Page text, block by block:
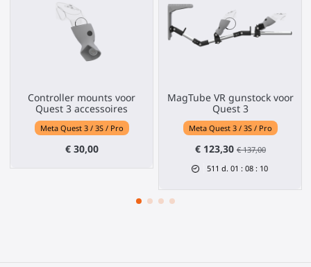
Controller mounts voor
Quest 3 accessoires
Meta Quest 3 / 3S / Pro
€ 30,00
MagTube VR gunstock voor
Quest 3
Meta Quest 3 / 3S / Pro
€ 123,30 € 137,00
511 d. 01 :08 : 09